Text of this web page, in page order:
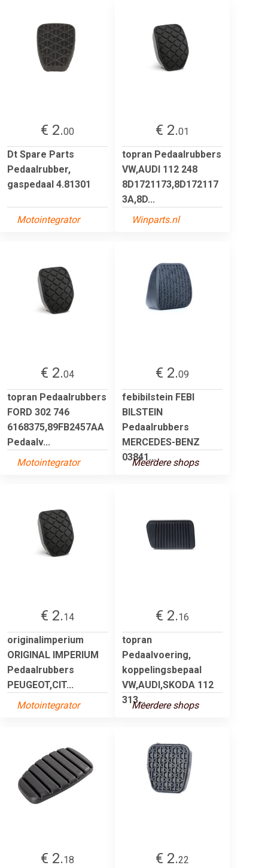
€ 2.00
Dt Spare Parts
Pedaalrubber,
gaspedaal 4.81301
Motointegrator
€ 2.01
topran Pedaalrubbers
VW,AUDI 112 248
8D1721173,8D172117
3A,8D...
Winparts.nl
€ 2.04
topran Pedaalrubbers
FORD 302 746
6168375,89FB2457AA
Pedaalv...
Motointegrator
€ 2.09
febibilstein FEBI
BILSTEIN
Pedaalrubbers
MERCEDES-BENZ
03841...
Meerdere shops
€ 2.14
originalimperium
ORIGINAL IMPERIUM
Pedaalrubbers
PEUGEOT,CIT...
Motointegrator
€ 2.16
topran
Pedaalvoering,
koppelingsbepaal
VW,AUDI,SKODA 112
313...Meerdere shops
€ 2.18 € 2.22